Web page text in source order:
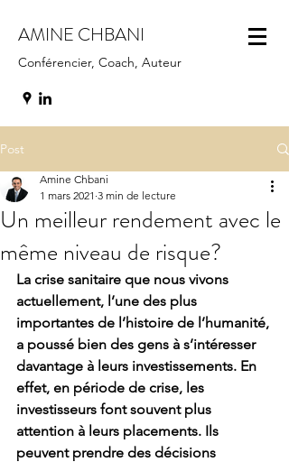
AMINE CHBANI
Conférencier, Coach, Auteur
Post
Un meilleur rendement avec le
même niveau de risque?
Amine Chbani
1 mars 2021 3 min de lecture
La crise sanitaire que nous vivons
actuellement, l’une des plus
importantes de l’histoire de l’humanité,
a poussé bien des gens à s’intéresser
davantage à leurs investissements. En
effet, en période de crise, les
investisseurs font souvent plus
attention à leurs placements. Ils
peuvent prendre des décisions